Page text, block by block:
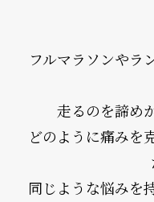
フルマラソンやラ
走るのを諦め
どのように痛みを
同じような悩みを